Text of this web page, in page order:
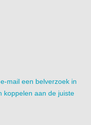
mail een belverzoek in
koppelen aan de juiste